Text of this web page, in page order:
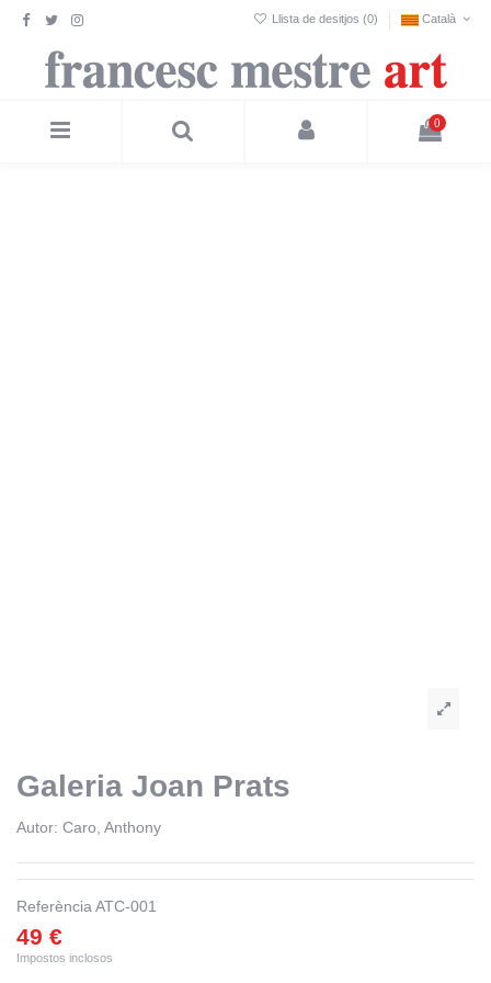
Llista de desitjos (0) Català
0
Galeria Joan Prats
Autor: Caro, Anthony
ReferènciaATC-001
49 €
Impostos inclosos